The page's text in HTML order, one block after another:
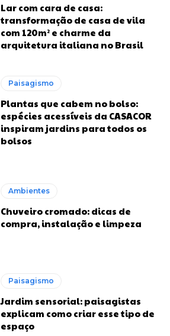
Lar com cara de casa:
transformação de casa de vila
com 120m² e charme da
arquitetura italiana no Brasil
Paisagismo
Plantas que cabem no bolso:
espécies acessíveis da CASACOR
inspiram jardins para todos os
bolsos
Ambientes
Chuveiro cromado: dicas de
compra, instalação e limpeza
Paisagismo
Jardim sensorial: paisagistas
explicam como criar esse tipo de
espaço